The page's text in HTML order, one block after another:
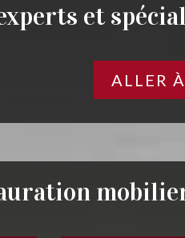
et
ALLER